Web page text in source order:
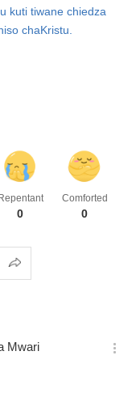
kuti tiwane chiedza
chaKristu.
Repentant
0
Comforted
0
Share
Mwari
옵